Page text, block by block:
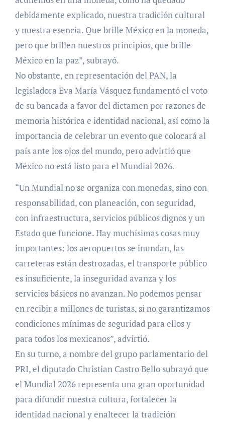
debidamente explicado, nuestra tradición cultural
y nuestra esencia. Que brille México en la moneda,
pero que brillen nuestros principios, que brille
México en la paz”, subrayó.
No obstante, en representación del PAN, la
legisladora Eva María Vásquez fundamentó el voto
de su bancada a favor del dictamen por razones de
memoria histórica e identidad nacional, así como la
importancia de celebrar un evento que colocará al
país ante los ojos del mundo, pero advirtió que
México no está listo para el Mundial 2026.
“Un Mundial no se organiza con monedas, sino con
responsabilidad, con planeación, con seguridad,
con infraestructura, servicios públicos dignos y un
Estado que funcione. Hay muchísimas cosas muy
importantes: los aeropuertos se inundan, las
carreteras están destrozadas, el transporte público
es insuficiente, la inseguridad avanza y los
servicios básicos no avanzan. No podemos pensar
en recibir a millones de turistas, si no garantizamos
condiciones mínimas de seguridad para ellos y
para todos los mexicanos”, advirtió.
En su turno, a nombre del grupo parlamentario del
PRI, el diputado Christian Castro Bello subrayó que
el Mundial 2026 representa una gran oportunidad
para difundir nuestra cultura, fortalecer la
identidad nacional y enaltecer la tradición